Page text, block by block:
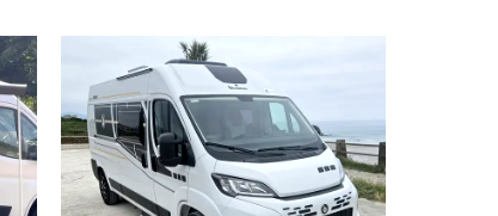
SuccessivoPrecedente Successivo